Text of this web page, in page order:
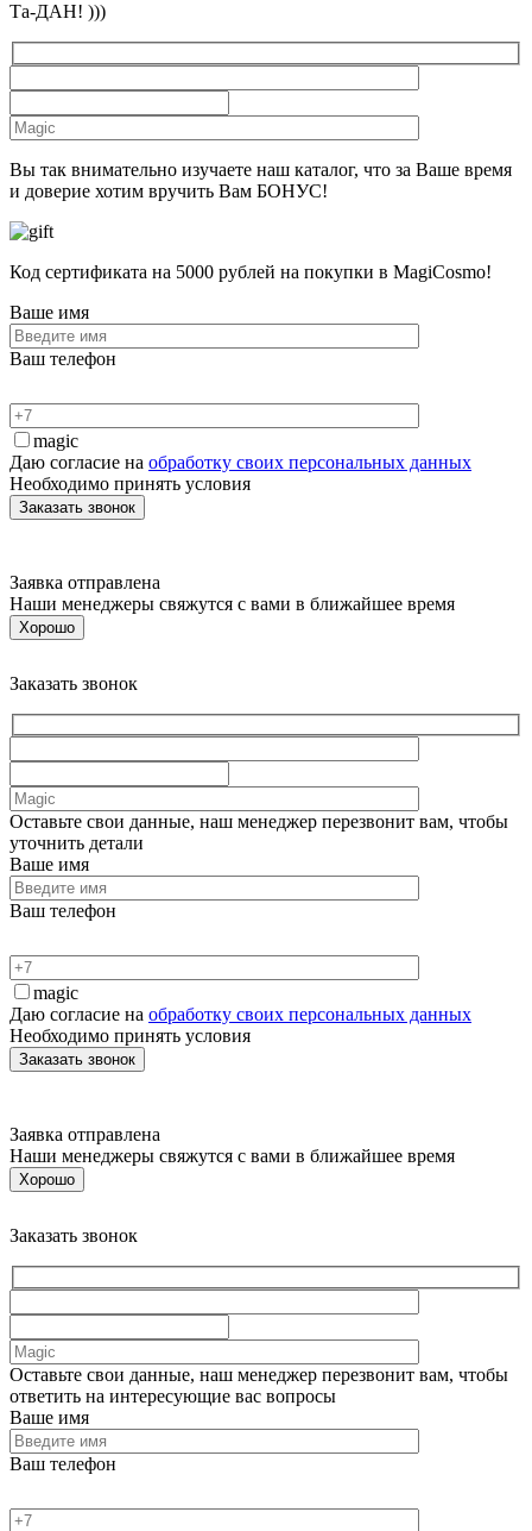
Та-ДАН! )))
Вы так внимательно изучаете наш каталог, что за Ваше время
и доверие хотим вручить Вам БОНУС!
Код сертификата на 5000 рублей на покупки в MagiCosmo!
Ваше имя
Ваш телефон
magic
Даю согласие на обработку своих персональных данных
Необходимо принять условия
Заявка отправлена
Наши менеджеры свяжутся с вами в ближайшее время
Хорошо
Заказать звонок
Оставьте свои данные, наш менеджер перезвонит вам, чтобы
уточнить детали
Ваше имя
Ваш телефон
magic
Даю согласие на обработку своих персональных данных
Необходимо принять условия
Заявка отправлена
Наши менеджеры свяжутся с вами в ближайшее время
Хорошо
Заказать звонок
Оставьте свои данные, наш менеджер перезвонит вам, чтобы
ответить на интересующие вас вопросы
Ваше имя
Ваш телефон